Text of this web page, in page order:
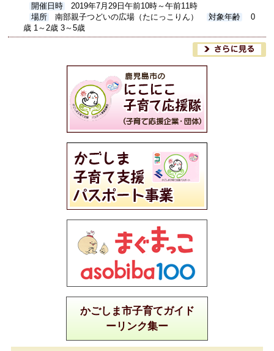
開催日時
2019年7月29日午前10時～午前11時
場所
南部親子つどいの広場（たにっこりん） 対象年齢
0
歳 1～2歳 3～5歳
かごしま市子育てガイド
ーリンク集ー